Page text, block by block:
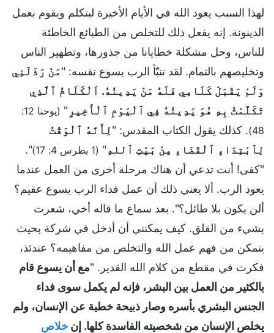
لهذا السبب يعود الله في الأيام الأخيرة ليتكلم ويقوم بعمل
الدينونة. إنه يفعل ذلك للتخلص من الطبائع الخاطئة
للناس، وحل مشكلة خطايانا من جذورها، وتطهير الناس
وتخليصهم بالتمام. لقد تنبّأ الرب يسوع نفسه: "مَنْ رَذَلَنِي
وَلَمْ يَقْبَلْ كَلَامِي فَلَهُ مَنْ يَدِينُهُ. اَلْكَلَامُ ٱلَّذِي
تَكَلَّمْتُ بِهِ هُوَ يَدِينُهُ فِي ٱلْيَوْمِ ٱلْأَخِيرِ "
(يوحنا 12:
48) . كذلك يقول الكتاب المقدس: "لِأَنَّهُ ٱلْوَقْتُ
لِٱبْتِدَاءِ ٱلْقَضَاءِ مِنْ بَيْتِ ٱللهِ" (1 بطرس 4: 17)
".
"كفى! أنت تدعي أن هناك مرحلة أخرى من العمل عندما
يعود الرب. ألا يعني ذلك أن عمل فداء الرب يسوع عقيم؟
ألن يكون بلا طائل؟". بعد سماع ما قاله أخي، شعرت
بشيء من القلق. كيف يمكنني أن أدخل في شركة بحيث
يتمكن من فهم عمل الله والتخلص من مفاهيمه؟ عندئذ،
فكرت في مقطع من كلام الله القدير. "مع أن يسوع قام
بالكثير من العمل بين البشر، فإنه لم يكمل سوى فداء
الجنس البشري بأسره وصار ذبيحة خطية عن الإنسان، ولم
يخلص الإنسان من شخصيته الفاسدة كلها. إن خلاص